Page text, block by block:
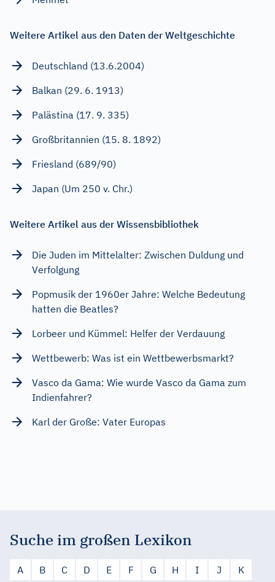
Weitere Artikel aus den Daten der Weltgeschichte
Deutschland (13.6.2004)
Balkan (29. 6. 1913)
Palästina (17. 9. 335)
Großbritannien (15. 8. 1892)
Friesland (689/90)
Japan (Um 250 v. Chr.)
Weitere Artikel aus der Wissensbibliothek
Die Juden im Mittelalter: Zwischen Duldung und
Verfolgung
Popmusik der 1960er Jahre: Welche Bedeutung
hatten die Beatles?
Lorbeer und Kümmel: Helfer der Verdauung
Wettbewerb: Was ist ein Wettbewerbsmarkt?
Vasco da Gama: Wie wurde Vasco da Gama zum
Indienfahrer?
Karl der Große: Vater Europas
Suche im großen Lexikon
A B C D E F G H I J
K